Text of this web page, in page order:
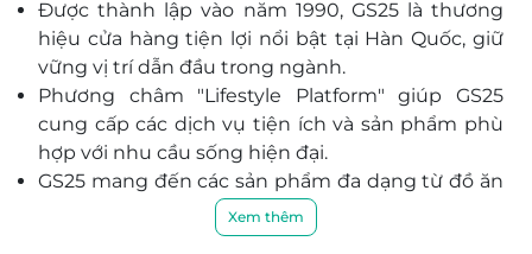
34-35 Bến Vân Đồn, Phường 12, Quận 4, Hồ Chí Minh
Số 449E Lê Văn Việt, Khu phố 2, P. Tăng Nhơn Phú ,
Thủ Đức, Hồ Chí Minh
Căn CR7-TM-A01-001-12B-S12, Tầng 1, Tòa nhà Carillon
7, 33 Lương Minh Nguyệt, P. Tân Thới Hòa, Quận Tân
Phú, Hồ Chí Minh
24C Trương Định, P. 6, Quận 3, Hồ Chí Minh
Số 445 Nguyễn Văn Quá, KP 4, Phường Đông Hưng
Được thành lập vào năm 1990, GS25 là thương
hiệu cửa hàng tiện lợi nổi bật tại Hàn Quốc, giữ
vững vị trí dẫn đầu trong ngành.
Phương châm "Lifestyle Platform" giúp GS25
cung cấp các dịch vụ tiện ích và sản phẩm phù
hợp với nhu cầu sống hiện đại.
GS25 mang đến các sản phẩm đa dạng từ đồ ăn
nhanh, thực phẩm chế biến sẵn đến các món ăn
mang đậm hương vị Hàn Quốc.
Xem thêm